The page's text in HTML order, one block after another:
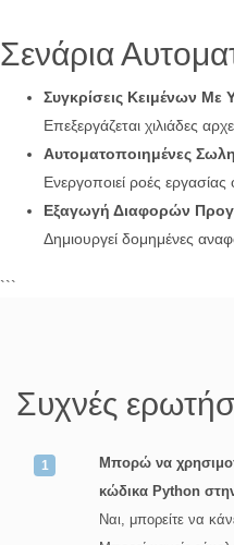
Σενάρια
Συγκρίσεις Κειμένων
Επεξεργάζεται χιλιάδες
Αυτοματοποιημένες
Ενεργοποιεί ροές
Εξαγωγή Διαφορών
Δημιουργεί δομημένες
```
Συχνές
Μπορώ να
κώδικα Python
Ναι, μπορείτε να